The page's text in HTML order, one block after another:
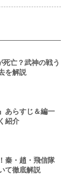
死亡？武神の戦う
を解説
あらすじ＆編一
紹介
秦・趙・飛信隊
て徹底解説